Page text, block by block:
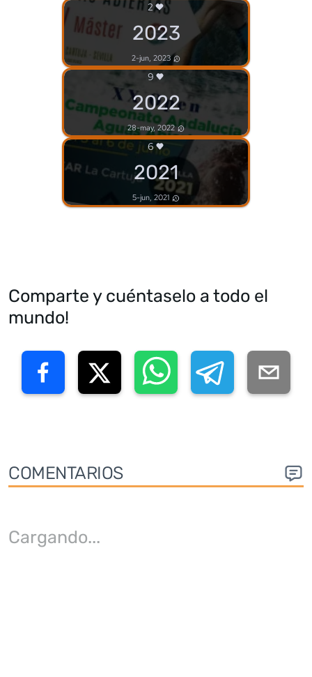
2
2023
2-jun, 2023
9
2022
28-may, 2022
6
2021
5-jun, 2021
Comparte y cuéntaselo a todo el
mundo!
COMENTARIOS
Cargando...